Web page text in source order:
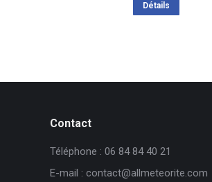
Détails
Contact
Téléphone : 06 84 84 40 21
E-mail : contact@allmeteorite.com